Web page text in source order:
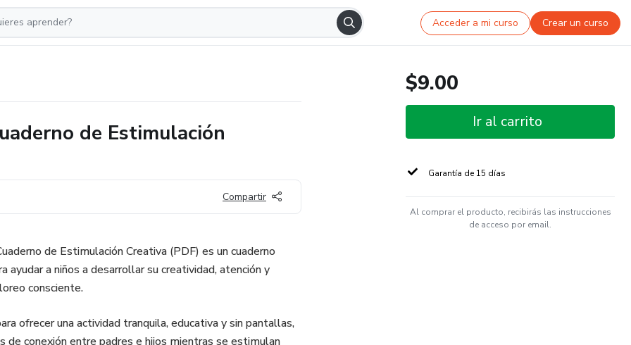
Acceder a mi curso Crear un curso
de Estimulación
Compartir
de Estimulación Creativa (PDF) es un cuaderno
ayudar a niños a desarrollar su creatividad, atención y
consciente.
ofrecer una actividad tranquila, educativa y sin pantallas,
conexión entre padres e hijos mientras se estimulan
$9.00
Ir al carrito
Garantía de 15 días
Al comprar el producto, recibirás las instrucciones
de acceso por email.